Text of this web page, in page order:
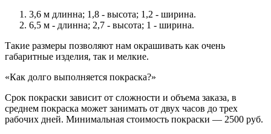
3,6 м длинна; 1,8 - высота; 1,2 - ширина.
6,5 м - длинна; 2,7 - высота; 1 - ширина.
Такие размеры позволяют нам окрашивать как очень
габаритные изделия, так и мелкие.
«Как долго выполняется покраска?»
Срок покраски зависит от сложности и объема заказа, в
среднем покраска может занимать от двух часов до трех
рабочих дней. Минимальная стоимость покраски — 2500 руб.